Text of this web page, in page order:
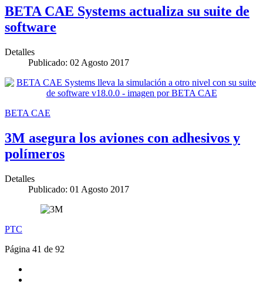
BETA CAE Systems actualiza su suite de
software
Detalles
Publicado: 02 Agosto 2017
BETA CAE
3M asegura los aviones con adhesivos y
polímeros
Detalles
Publicado: 01 Agosto 2017
PTC
Página 41 de 92